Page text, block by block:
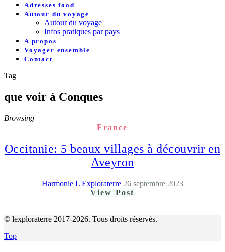
Adresses food
Autour du voyage
Autour du voyage
Infos pratiques par pays
A propos
Voyager ensemble
Contact
Tag
que voir à Conques
Browsing
France
Occitanie: 5 beaux villages à découvrir en
Aveyron
Harmonie L'Exploraterre 26 septembre 2023
View Post
© lexploraterre 2017-2026. Tous droits réservés.
Top